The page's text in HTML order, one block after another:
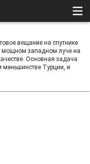
вещание на спутнике
мощном западном луче на
Основная задача
меньшинстве Турции, и